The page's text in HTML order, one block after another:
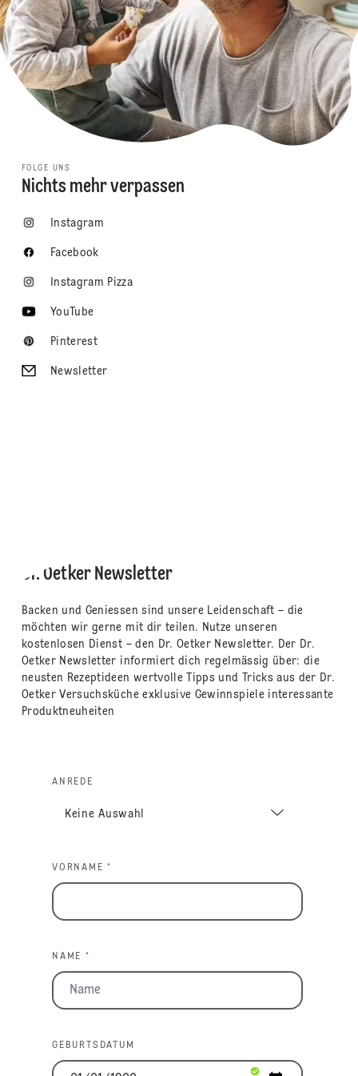
FOLGE UNS
Nichts mehr verpassen
Instagram
Facebook
Instagram Pizza
YouTube
Pinterest
Newsletter
Dr. Oetker Newsletter
Backen und Geniessen sind unsere Leidenschaft – die
möchten wir gerne mit dir teilen. Nutze unseren
kostenlosen Dienst – den Dr. Oetker Newsletter. Der Dr.
Oetker Newsletter informiert dich regelmässig über: die
neusten Rezeptideen wertvolle Tipps und Tricks aus der Dr.
Oetker Versuchsküche exklusive Gewinnspiele interessante
Produktneuheiten
ANREDE
VORNAME *
NAME *
GEBURTSDATUM